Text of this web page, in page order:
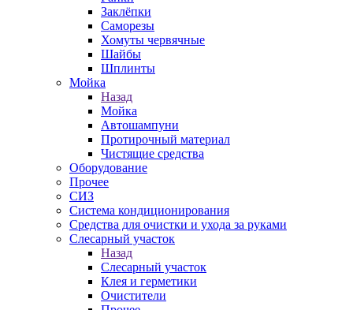
Заклёпки
Саморезы
Хомуты червячные
Шайбы
Шплинты
Мойка
Назад
Мойка
Автошампуни
Протирочный материал
Чистящие средства
Оборудование
Прочее
СИЗ
Система кондиционирования
Средства для очистки и ухода за руками
Слесарный участок
Назад
Слесарный участок
Клея и герметики
Очистители